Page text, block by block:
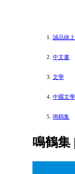
誠品線上
中文書
文學
中國文
鳴鶴集
鳴鶴集